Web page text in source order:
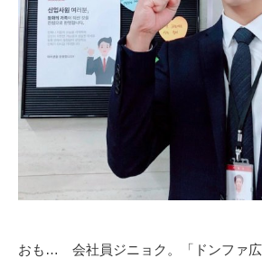
おも… 会社員ジニョク。「ドンファ広